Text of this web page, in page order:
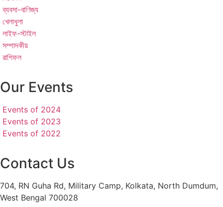
ব্যবসা-বাণিজ্য
খেলাধুলা
লাইফ-স্টাইল
সম্পাদকীয়
রাশিফল
Our Events
Events of 2024
Events of 2023
Events of 2022
Contact Us
704, RN Guha Rd, Military Camp, Kolkata, North Dumdum,
West Bengal 700028